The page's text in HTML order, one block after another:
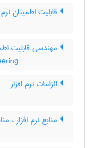
قابلیت اطمینان نرم
مهندسی قابلیت
الزامات نرم افزار
منابع نرم افزار ،